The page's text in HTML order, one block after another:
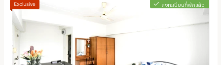
ลงทะเบียนที่พักแล้ว